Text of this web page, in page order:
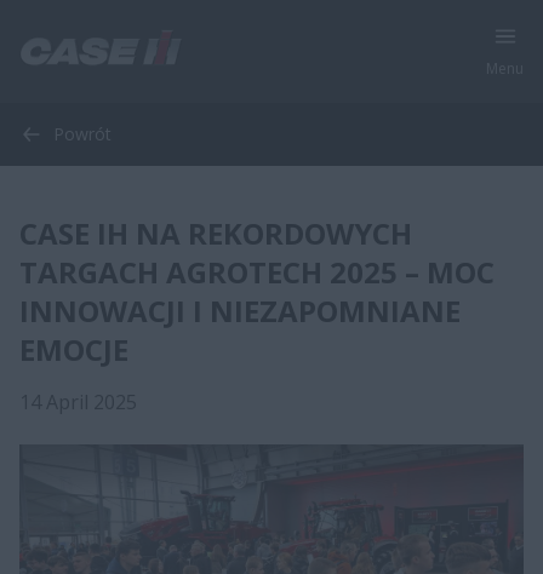
Powrót
CASE IH NA REKORDOWYCH
TARGACH AGROTECH 2025 – MOC
INNOWACJI I NIEZAPOMNIANE
EMOCJE